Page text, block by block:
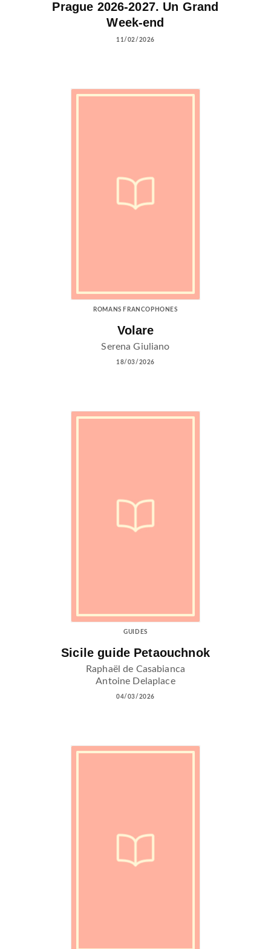
Prague 2026-2027. Un Grand
Week-end
11/02/2026
ROMANS FRANCOPHONES
Volare
Serena Giuliano
18/03/2026
GUIDES
Sicile guide Petaouchnok
Raphaël de Casabianca
Antoine Delaplace
04/03/2026